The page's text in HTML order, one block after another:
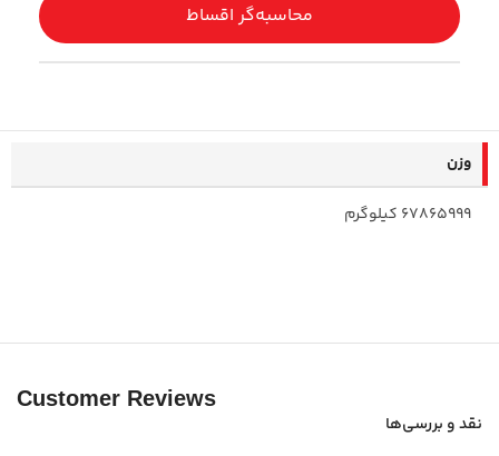
محاسبه‌گر اقساط
وزن
67865999 کیلوگرم
Customer Reviews
نقد و بررسی‌ها